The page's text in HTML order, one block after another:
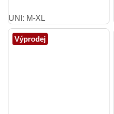
UNI: M-XL
Výprodej